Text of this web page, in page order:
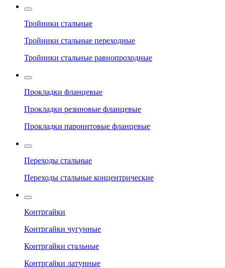
Тройники стальные
Тройники стальные переходные
Тройники стальные равнопроходные
Прокладки фланцевые
Прокладки резиновые фланцевые
Прокладки паронитовые фланцевые
Переходы стальные
Переходы стальные концентрические
Контргайки
Контргайки чугунные
Контргайки стальные
Контргайки латунные